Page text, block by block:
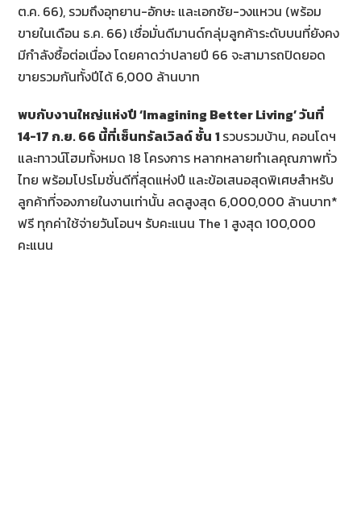
ต.ค. 66), รวมถึงอุทยาน-อักษะ และเอกชัย-วงแหวน (พร้อม
ขายในเดือน ธ.ค. 66) เชื่อมั่นดีมานด์กลุ่มลูกค้าระดับบนที่ยังคง
มีกำลังซื้อต่อเนื่อง โดยคาดว่าปลายปี 66 จะสามารถปิดยอด
ขายรวมกันทั้งปีได้ 6,000 ล้านบาท
พบกับงานใหญ่แห่งปี‘Imagining Better Living’ วันที่
14-17 ก.ย. 66 นี้ที่เซ็นทรัลเวิลด์ ชั้น 1 รวบรวมบ้าน, คอนโดฯ
และทาวน์โฮมทั้งหมด 18 โครงการ หลากหลายทำเลคุณภาพทั่ว
ไทย พร้อมโปรโมชั่นดีที่สุดแห่งปี และข้อเสนอสุดพิเศษสำหรับ
ลูกค้าที่จองภายในงานเท่านั้น ลดสูงสุด 6,000,000 ล้านบาท*
ฟรี ทุกค่าใช้จ่ายวันโอนฯ รับคะแนน The 1 สูงสุด 100,000
คะแนน